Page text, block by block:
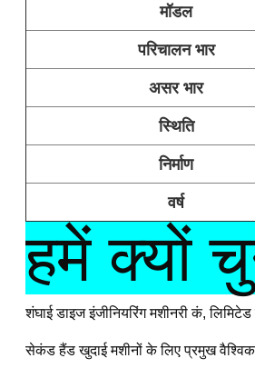
मॉडल
परिचालन भार
असर भार
स्थिति
निर्माण
वर्ष
हमें क्यों
शंघाई डाइज इंजीनियरिंग मशीनरी कं,
सेकंड हैंड खुदाई मशीनों के लिए प्रमुख वैश्विक